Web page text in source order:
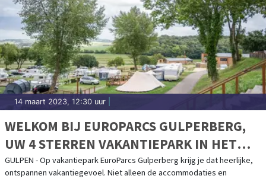
14 maart 2023, 12:30 uur
WELKOM BIJ EUROPARCS GULPERBERG,
UW 4 STERREN VAKANTIEPARK IN HET
LIMBURGSE HEUVELLAND
GULPEN - Op vakantiepark EuroParcs Gulperberg krijg je dat heerlijke,
ontspannen vakantiegevoel. Niet alleen de accommodaties en